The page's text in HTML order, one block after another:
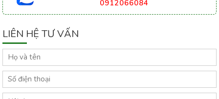
0912066084
LIÊN HỆ TƯ VẤN